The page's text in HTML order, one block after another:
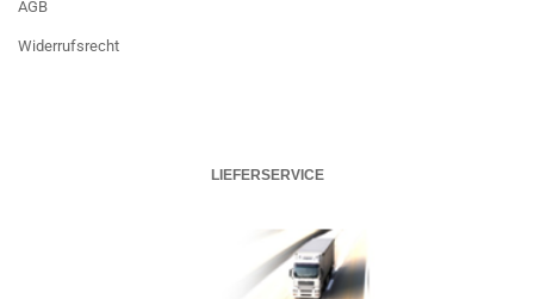
AGB
Widerrufsrecht
LIEFERSERVICE